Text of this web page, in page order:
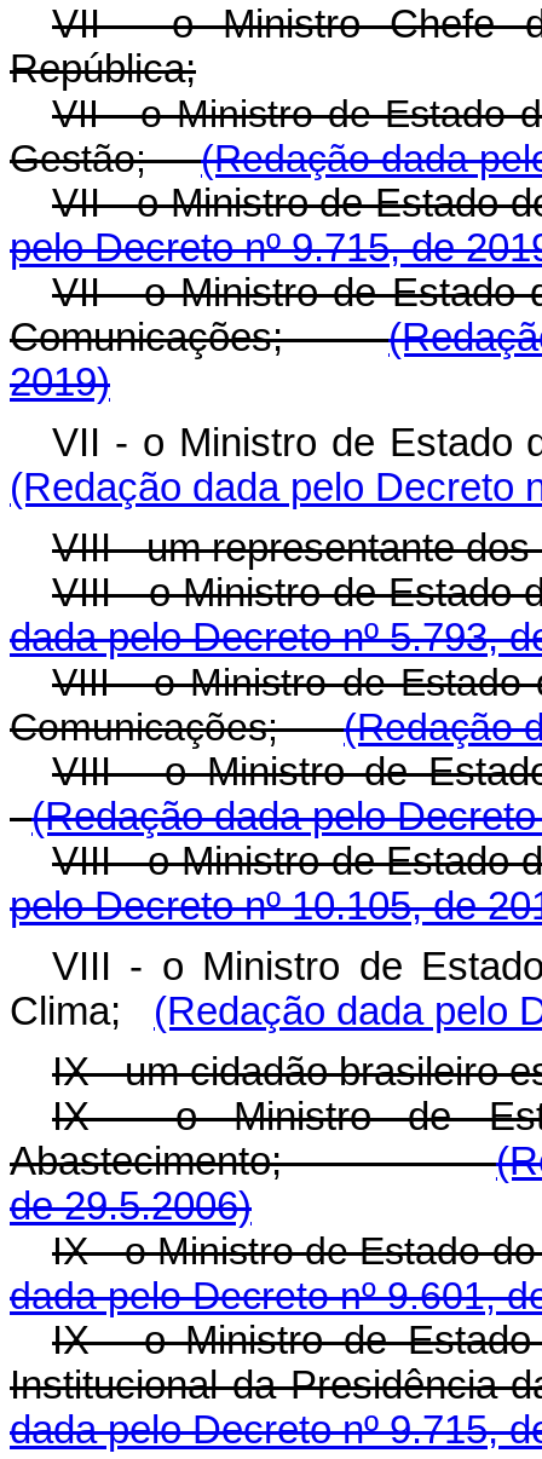
VII - o Ministro Chefe
República;
VII - o Ministro de Estado
Gestão;(Redação dada
VII - o Ministro de Estado
pelo Decreto nº 9.715, de
VII - o Ministro de Estado
Comunicações;
2019)
VII - o Ministro de Estado
(Redação dada pelo Decreto
VIII - um representante
VIII - o Ministro de
dada pelo Decreto nº 5.793,
VIII - o Ministro de Estado
Comunicações;(Redação
VIII - o Ministro de
(Redação dada pelo
VIII - o Ministro de
pelo Decreto nº 10.105, de
VIII - o Ministro de
Clima;
(Redação dada pelo
IX - um cidadão brasileiro
IX - o Ministro de
Abastecimento;
de 29.5.2006)
IX - o Ministro de
dada pelo Decreto nº 9.601,
IX - o Ministro de
Institucional da
dada pelo Decreto nº 9.715,